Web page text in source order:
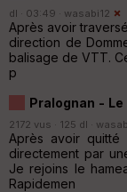
dl · 03:49 · wasabi12
Après avoir
direction de
balisage de VTT.
p
Pralognan -
2172 vus · 125 dl ·
Après avoir
directement par
Je rejoins le
Rapidemen